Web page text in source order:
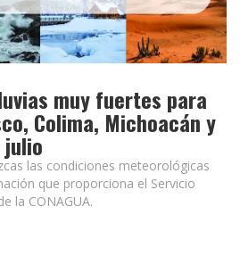
muy fuertes para
Colima, Michoacán y
las condiciones meteorológicas
que proporciona el Servicio
la CONAGUA.